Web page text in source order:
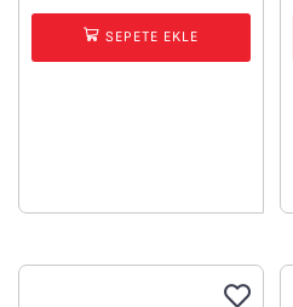
SEPETE EKLE